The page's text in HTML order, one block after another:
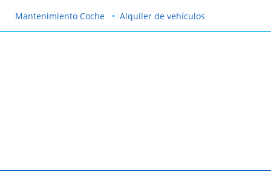
Mantenimiento Coche Alquiler de vehículos